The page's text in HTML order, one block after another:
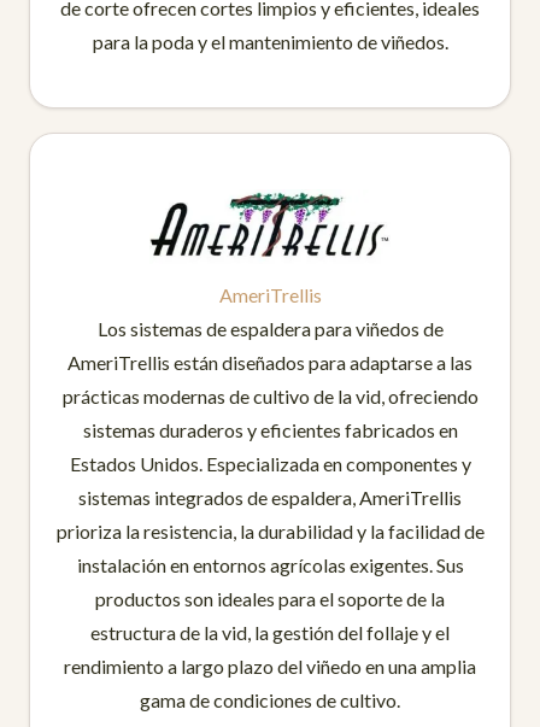
de corte ofrecen cortes limpios y eficientes, ideales
para la poda y el mantenimiento de viñedos.
AmeriTrellis
Los sistemas de espaldera para viñedos de
AmeriTrellis están diseñados para adaptarse a las
prácticas modernas de cultivo de la vid, ofreciendo
sistemas duraderos y eficientes fabricados en
Estados Unidos. Especializada en componentes y
sistemas integrados de espaldera, AmeriTrellis
prioriza la resistencia, la durabilidad y la facilidad de
instalación en entornos agrícolas exigentes. Sus
productos son ideales para el soporte de la
estructura de la vid, la gestión del follaje y el
rendimiento a largo plazo del viñedo en una amplia
gama de condiciones de cultivo.